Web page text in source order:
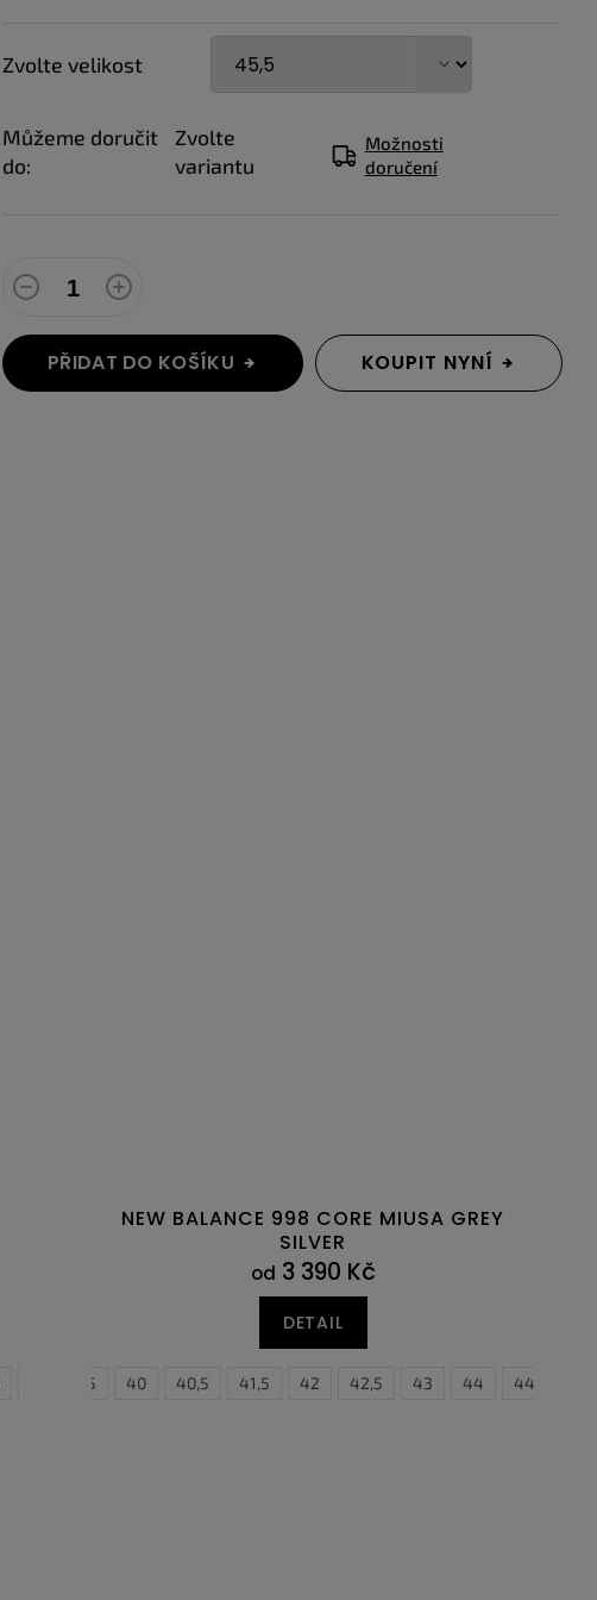
Zvolte velikost
Můžeme doručit
do:
Zvolte
variantu
Možnosti
doručení
PŘIDAT DO KOŠÍKU KOUPIT NYNÍ
NEW BALANCE 998 CORE MIUSA GREY
SILVER
od 3 390 Kč
DETAIL
39,5 40 40,5 41,5 42 42,5 43 44 44,5